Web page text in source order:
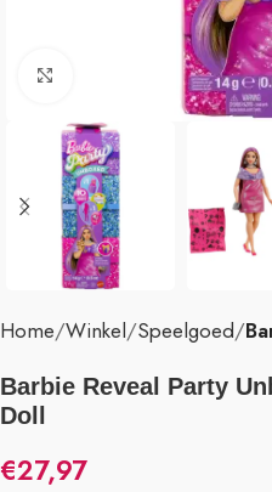
Klik om te vergroten
Home Winkel Speelgoed
Barbie Reveal Party
Doll
€27,97